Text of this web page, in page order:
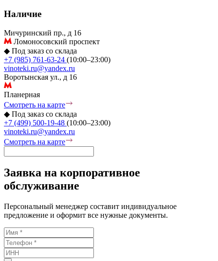
Наличие
Мичуринский пр., д 16
Ломоносовский проспект
◆ Под заказ со склада
+7 (985) 761-63-24 (10:00–23:00)
vinoteki.ru@yandex.ru
Воротынская ул., д 16
Планерная
Смотреть на карте
◆ Под заказ со склада
+7 (499) 500-19-48 (10:00–23:00)
vinoteki.ru@yandex.ru
Смотреть на карте
Заявка на корпоративное
обслуживание
Персональный менеджер составит индивидуальное
предложение и оформит все нужные документы.